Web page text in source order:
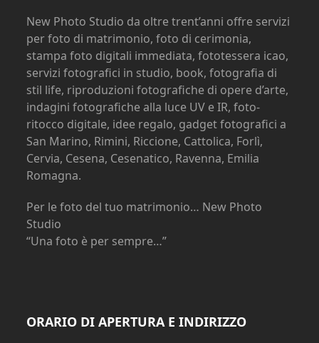
New Photo Studio da oltre trent’anni offre servizi
per foto di matrimonio, foto di cerimonia,
stampa foto digitali immediata, fototessera icao,
servizi fotografici in studio, book, fotografia di
stil life, riproduzioni fotografiche di opere d’arte,
indagini fotografiche alla luce UV e IR, foto-
ritocco digitale, idee regalo, gadget fotografici a
San Marino, Rimini, Riccione, Cattolica, Forlì,
Cervia, Cesena, Cesenatico, Ravenna, Emilia
Romagna.
Per le foto del tuo matrimonio… New Photo
Studio
“Una foto è per sempre…”
ORARIO DI APERTURA E INDIRIZZO